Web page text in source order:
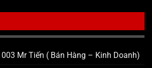
Mr Tiến ( Bán Hàng – Kinh Doanh)